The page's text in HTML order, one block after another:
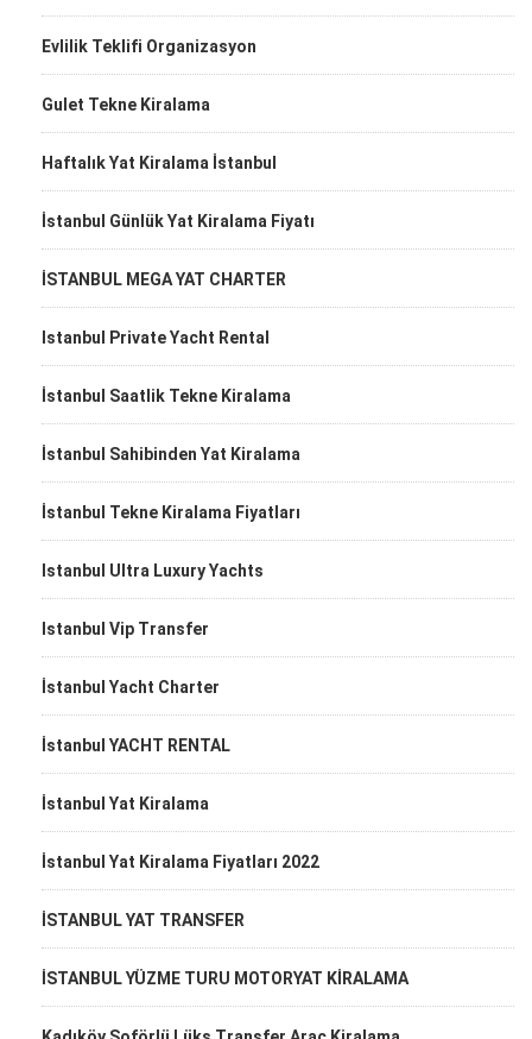
Evlilik Teklifi Organizasyon
Gulet Tekne Kiralama
Haftalık Yat Kiralama İstanbul
İstanbul Günlük Yat Kiralama Fiyatı
İSTANBUL MEGA YAT CHARTER
Istanbul Private Yacht Rental
İstanbul Saatlik Tekne Kiralama
İstanbul Sahibinden Yat Kiralama
İstanbul Tekne Kiralama Fiyatları
Istanbul Ultra Luxury Yachts
Istanbul Vip Transfer
İstanbul Yacht Charter
İstanbul YACHT RENTAL
İstanbul Yat Kiralama
İstanbul Yat Kiralama Fiyatları 2022
İSTANBUL YAT TRANSFER
İSTANBUL YÜZME TURU MOTORYAT KİRALAMA